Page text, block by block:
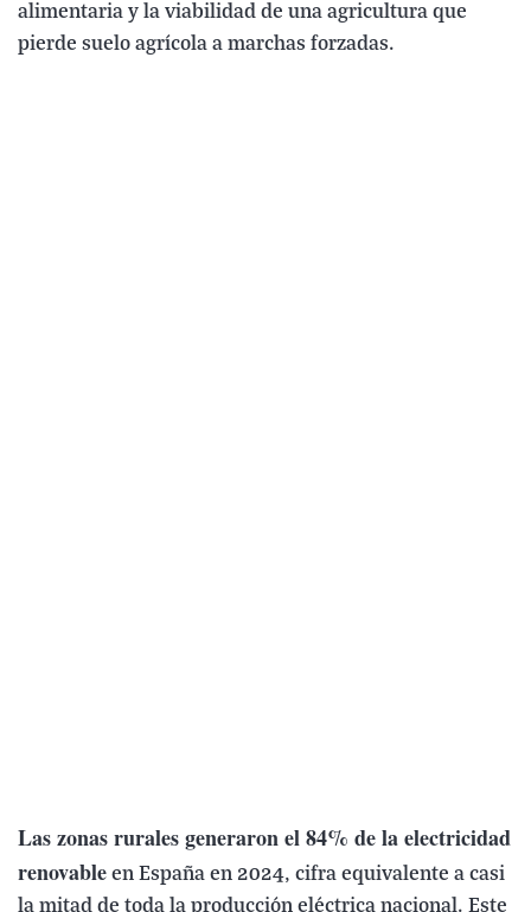
alimentaria y la viabilidad de una agricultura que
pierde suelo agrícola a marchas forzadas.
Las zonas rurales generaron el 84% de la electricidad
renovable en España en 2024, cifra equivalente a casi
la mitad de toda la producción eléctrica nacional. Este